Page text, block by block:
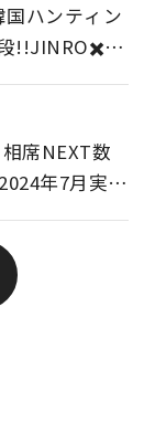
ハンティン
!!JINRO✖️三
ート
席NEXT数
年7⽉実績